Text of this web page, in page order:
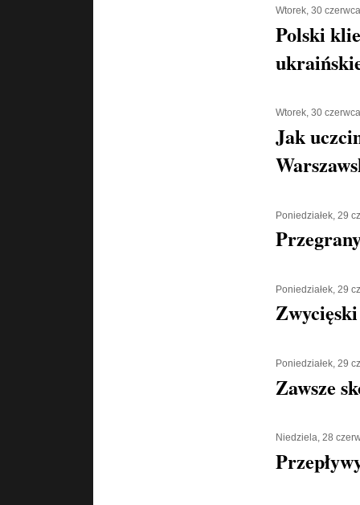
Wtorek, 30
Polski
Wtorek, 30
Jak
Poniedziałek, 29
Poniedziałek, 29
Poniedziałek, 29
Zawsze
Niedziela, 28